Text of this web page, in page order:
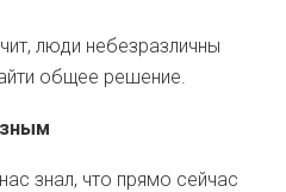
люди небезразличны
общее решение.
знал, что прямо сейчас